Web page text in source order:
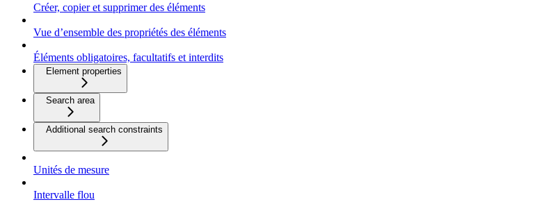
Créer, copier et supprimer des éléments
Vue d’ensemble des propriétés des éléments
Éléments obligatoires, facultatifs et interdits
Element properties
Search area
Additional search constraints
Unités de mesure
Intervalle flou